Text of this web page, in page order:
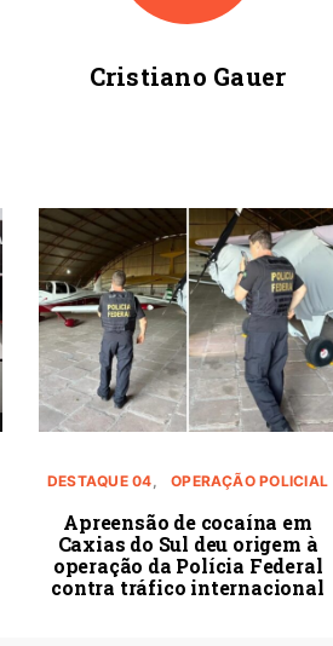
Cristiano Gauer
DESTAQUE 04 OPERAÇÃO POLICIAL
Apreensão de cocaína em
Caxias do Sul deu origem à
operação da Polícia Federal
contra tráfico internacional